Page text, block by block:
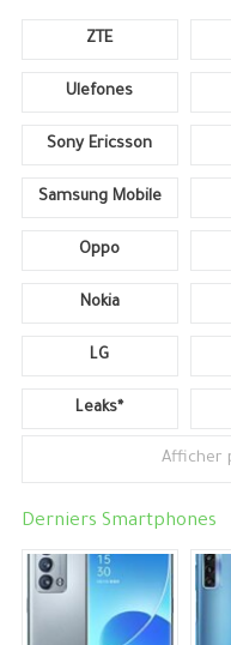
ZTE
Ulefones
Sony Ericsson
Samsung Mobile
Oppo
Nokia
LG
Leaks*
Afficher
Derniers Smartphones